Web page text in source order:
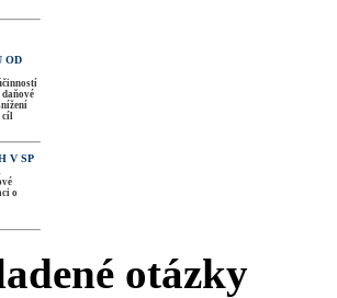
OD
daňové
cíl
V SP
o
otázky